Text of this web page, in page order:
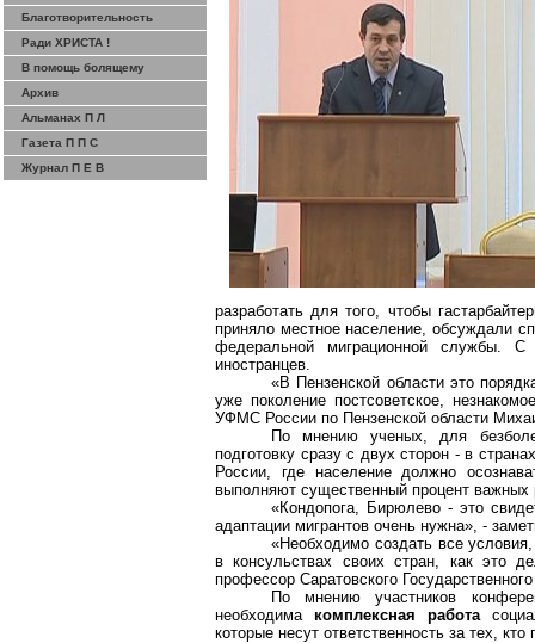
Благотворительность
Ради ХРИСТА !
В помощь болящему
Архив
Альманах П Л
Газета П П С
Журнал П Е В
разработать для того, чтобы
приняло местное население, обсуждали
федеральной миграционной службы.
иностранцев.
«В Пензенской области это
уже поколение постсоветское,
УФМС России по Пензенской области
По мнению ученых, для
подготовку сразу с двух сторон - в
России, где население должно
выполняют существенный процент важных
«Кондопога, Бирюлево - это
адаптации мигрантов очень нужна», -
«Необходимо создать все
в консульствах своих стран, как это
профессор Саратовского
По мнению участников
необходима комплексная работа
которые несут ответственность за тех,